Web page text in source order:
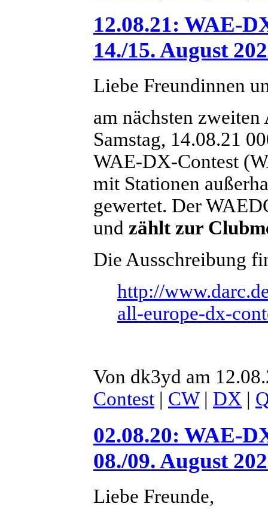
12.08.21: WAE-
14./15. August
Liebe Freundinnen
am nächsten
Samstag, 14.08.21
WAE-DX-Contest
mit Stationen
gewertet. Der
und zählt zur
Die Ausschreibung
http://
all-europe-dx-
Von dk3yd am
Contest | CW| DX |
02.08.20: WAE-
08./09. August
Liebe Freunde,